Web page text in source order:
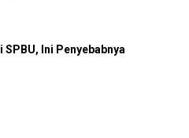
SPBU, Ini Penyebabnya